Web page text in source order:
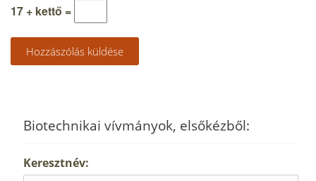
17 + kettő =
Biotechnikai vívmányok, elsőkézből:
Keresztnév: